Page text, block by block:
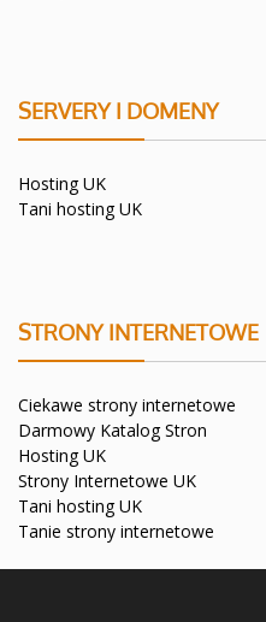
SERVERY I DOMENY
Hosting UK
Tani hosting UK
STRONY INTERNETOWE
Ciekawe strony internetowe
Darmowy Katalog Stron
Hosting UK
Strony Internetowe UK
Tani hosting UK
Tanie strony internetowe